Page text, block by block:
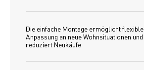
Die einfache Montage ermöglicht flexible
Anpassung an neue Wohnsituationen und
reduziert Neukäufe